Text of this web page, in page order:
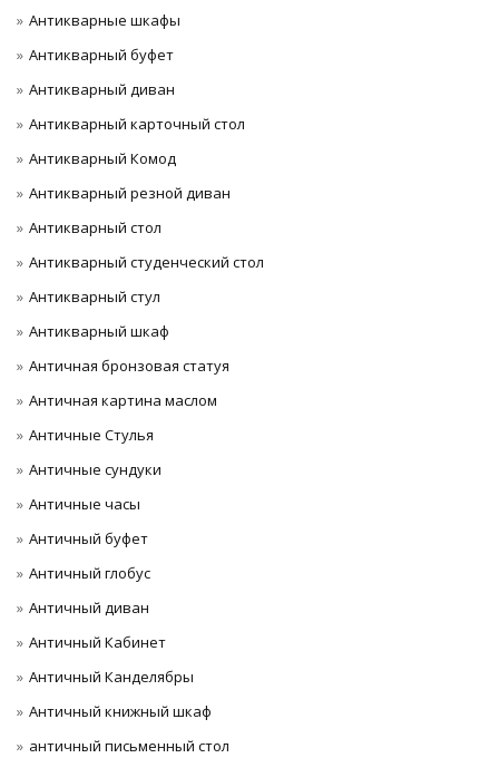
Антикварные шкафы
Антикварный буфет
Антикварный диван
Антикварный карточный стол
Антикварный Комод
Антикварный резной диван
Антикварный стол
Антикварный студенческий стол
Антикварный стул
Антикварный шкаф
Античная бронзовая статуя
Античная картина маслом
Античные Стулья
Античные сундуки
Античные часы
Античный буфет
Античный глобус
Античный диван
Античный Кабинет
Античный Канделябры
Античный книжный шкаф
античный письменный стол